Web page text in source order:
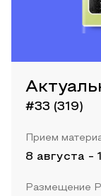
#33 (319)
Прием
8 августа -
Размещение